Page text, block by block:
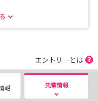
ライン参加も可能で
での動きを体験するこ
エントリーとは
報
先輩情報